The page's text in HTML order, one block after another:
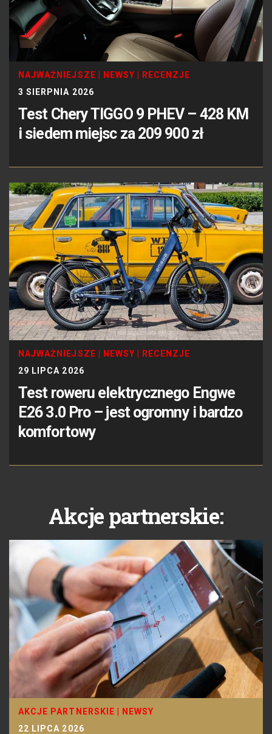
NAJWAŻNIEJSZE NEWSY
RECENZJE
3 SIERPNIA 2026
Test Chery TIGGO 9 PHEV – 428 KM
i siedem miejsc za 209 900 zł
NAJWAŻNIEJSZE NEWSY
RECENZJE
29 LIPCA 2026
Test roweru elektrycznego Engwe
E26 3.0 Pro – jest ogromny i bardzo
komfortowy
Akcje partnerskie:
AKCJE PARTNERSKIE
NEWSY
22 LIPCA 2026